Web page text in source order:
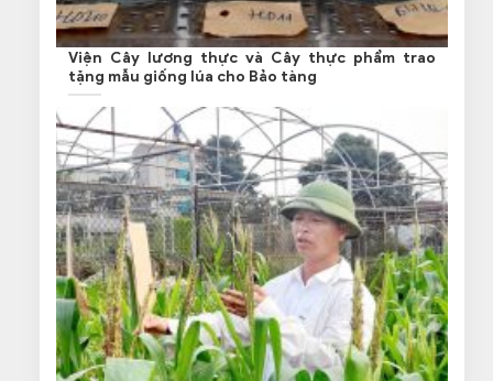
Viện Cây lương thực và Cây thực phẩm trao
tặng mẫu giống lúa cho Bảo tàng